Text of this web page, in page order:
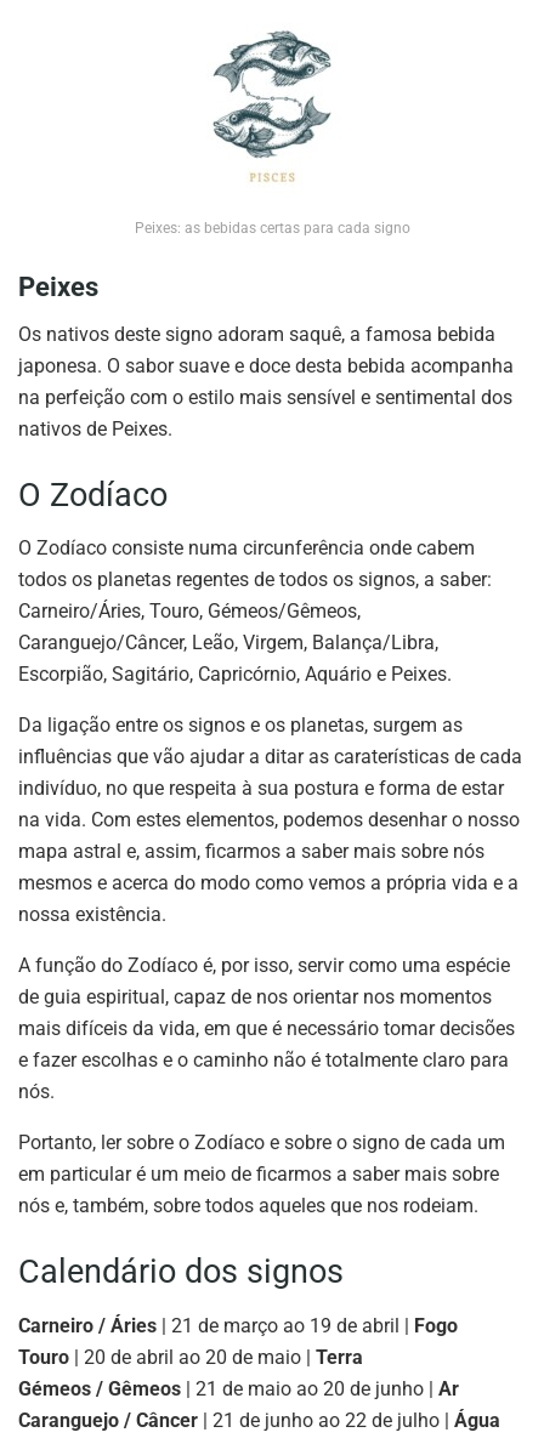
Peixes: as bebidas certas para cada signo
Peixes
Os nativos deste signo adoram saquê, a famosa bebida
japonesa. O sabor suave e doce desta bebida acompanha
na perfeição com o estilo mais sensível e sentimental dos
nativos de Peixes.
O Zodíaco
O Zodíaco consiste numa circunferência onde cabem
todos os planetas regentes de todos os signos, a saber:
Carneiro/Áries, Touro, Gémeos/Gêmeos,
Caranguejo/Câncer, Leão, Virgem, Balança/Libra,
Escorpião, Sagitário, Capricórnio, Aquário e Peixes.
Da ligação entre os signos e os planetas, surgem as
influências que vão ajudar a ditar as caraterísticas de cada
indivíduo, no que respeita à sua postura e forma de estar
na vida. Com estes elementos, podemos desenhar o nosso
mapa astral e, assim, ficarmos a saber mais sobre nós
mesmos e acerca do modo como vemos a própria vida e a
nossa existência.
A função do Zodíaco é, por isso, servir como uma espécie
de guia espiritual, capaz de nos orientar nos momentos
mais difíceis da vida, em que é necessário tomar decisões
e fazer escolhas e o caminho não é totalmente claro para
nós.
Portanto, ler sobre o Zodíaco e sobre o signo de cada um
em particular é um meio de ficarmos a saber mais sobre
nós e, também, sobre todos aqueles que nos rodeiam.
Calendário dos signos
Carneiro / Áries | 21 de março ao 19 de abril | Fogo
Touro | 20 de abril ao 20 de maio | Terra
Gémeos / Gêmeos | 21 de maio ao 20 de junho | Ar
Caranguejo / Câncer | 21 de junho ao 22 de julho | Água